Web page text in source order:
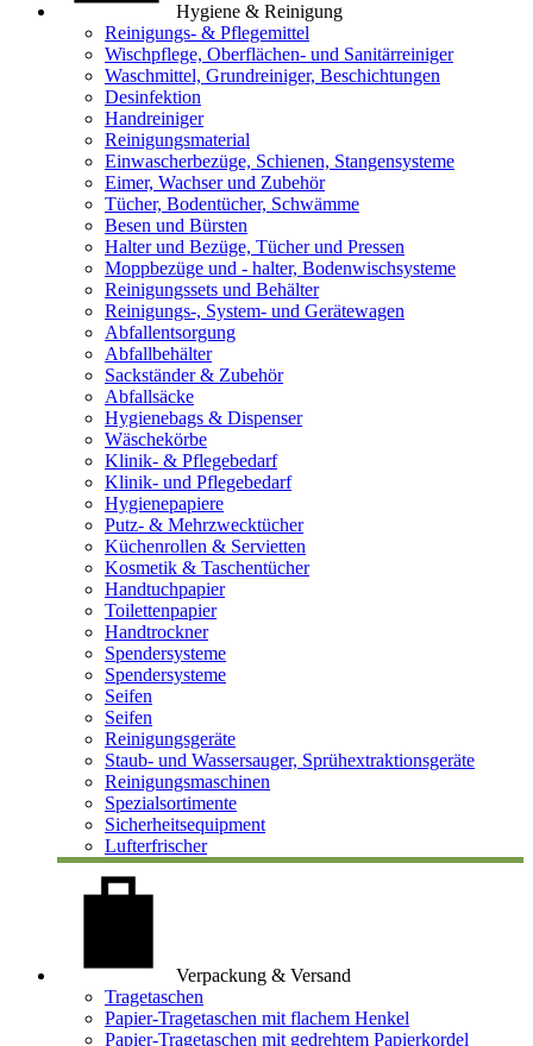
Hygiene & Reinigung
Reinigungs- & Pflegemittel
Wischpflege, Oberflächen- und Sanitärreiniger
Waschmittel, Grundreiniger, Beschichtungen
Desinfektion
Handreiniger
Reinigungsmaterial
Einwascherbezüge, Schienen, Stangensysteme
Eimer, Wachser und Zubehör
Tücher, Bodentücher, Schwämme
Besen und Bürsten
Halter und Bezüge, Tücher und Pressen
Moppbezüge und - halter, Bodenwischsysteme
Reinigungssets und Behälter
Reinigungs-, System- und Gerätewagen
Abfallentsorgung
Abfallbehälter
Sackständer & Zubehör
Abfallsäcke
Hygienebags & Dispenser
Wäschekörbe
Klinik- & Pflegebedarf
Klinik- und Pflegebedarf
Hygienepapiere
Putz- & Mehrzwecktücher
Küchenrollen & Servietten
Kosmetik & Taschentücher
Handtuchpapier
Toilettenpapier
Handtrockner
Spendersysteme
Spendersysteme
Seifen
Seifen
Reinigungsgeräte
Staub- und Wassersauger, Sprühextraktionsgeräte
Reinigungsmaschinen
Spezialsortimente
Sicherheitsequipment
Lufterfrischer
Verpackung & Versand
Tragetaschen
Papier-Tragetaschen mit flachem Henkel
Papier-Tragetaschen mit gedrehtem Papierkordel